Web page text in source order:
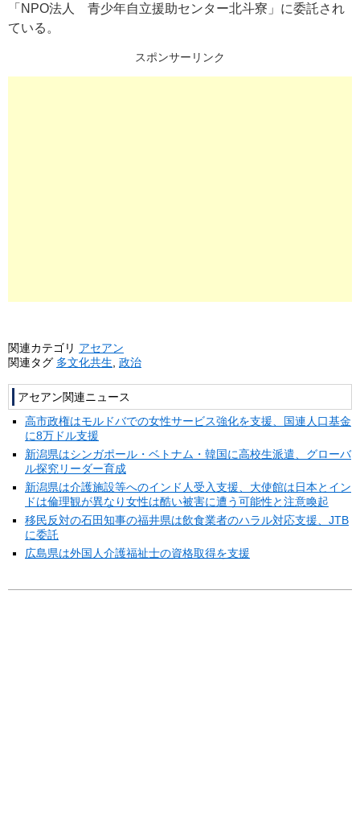
「NPO法人 青少年自立援助センター北斗寮」に委託され
ている。
スポンサーリンク
関連カテゴリ アセアン
関連タグ 多文化共生 政治
アセアン関連ニュース
高市政権はモルドバでの女性サービス強化を支援、国連人口基金
に8万ドル支援
新潟県はシンガポール・ベトナム・韓国に高校生派遣、グローバ
ル探究リーダー育成
新潟県は介護施設等へのインド人受入支援、大使館は日本とイン
ドは倫理観が異なり女性は酷い被害に遭う可能性と注意喚起
移民反対の石田知事の福井県は飲食業者のハラル対応支援、JTB
に委託
広島県は外国人介護福祉士の資格取得を支援